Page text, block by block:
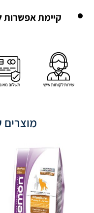
קיימת אפשרות
מוצרים